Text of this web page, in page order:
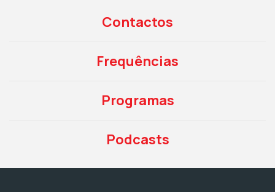
Contactos
Frequências
Programas
Podcasts